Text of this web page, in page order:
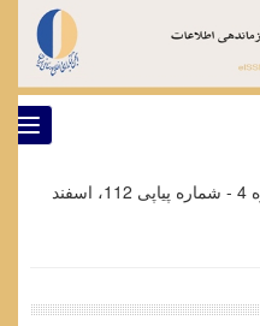
دوره 28، شماره 4 - شماره پیاپی 112، اسفند